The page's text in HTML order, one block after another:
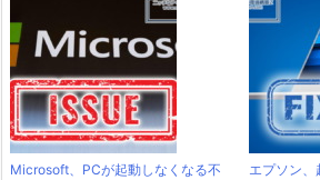
Microsoft、PCが起動しなくなる不
エプソン